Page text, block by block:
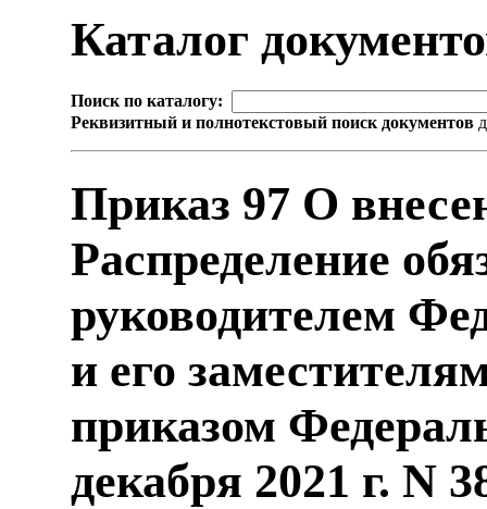
Каталог
Поиск по каталогу:
Реквизитный и полнотекстовый поиск документов
Приказ 97 О
Распределение
руководителем
и его
приказом
декабря 2021 г. N